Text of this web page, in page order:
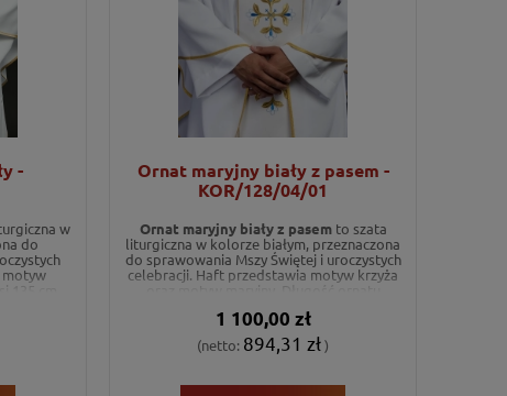
-
w
do
motyw
135 cm.
Ornat maryjny biały z pasem -
KOR/128/04/01
Ornat maryjny biały z pasemto szata
liturgiczna w kolorze białym, przeznaczona
do sprawowania Mszy Świętej i uroczystych
celebracji. Haft przedstawia motyw krzyża
oraz motyw maryjny. Długość ornatu
1 100,00 zł
(netto: 894,31 zł)